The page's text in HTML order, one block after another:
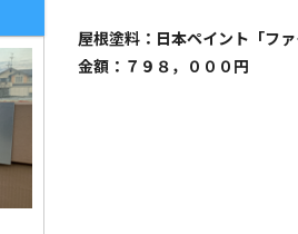
屋根塗料：日本ペイント「
金額：７９８，０００円